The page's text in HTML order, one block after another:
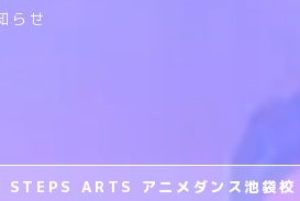
らせ
STEPS ARTS アニメダンス池袋校